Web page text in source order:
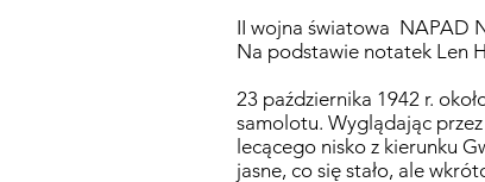
II wojna światowa NAPAD
Na podstawie notatek Len
23 października 1942 r.
samolotu. Wyglądając
lecącego nisko z kierunku
jasne, co się stało, ale